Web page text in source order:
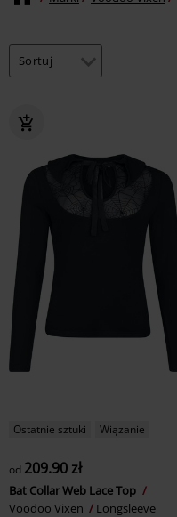
Ostatnie sztuki Wiązanie
od 209.90 zł
Bat Collar Web Lace Top
Voodoo Vixen
Longsleeve